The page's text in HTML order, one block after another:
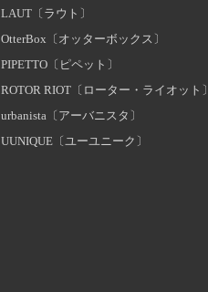
LAUT〔ラウト〕
OtterBox〔オッターボックス〕
PIPETTO〔ピペット〕
ROTOR RIOT〔ローター・ライオット〕
urbanista〔アーバニスタ〕
UUNIQUE〔ユーユニーク〕